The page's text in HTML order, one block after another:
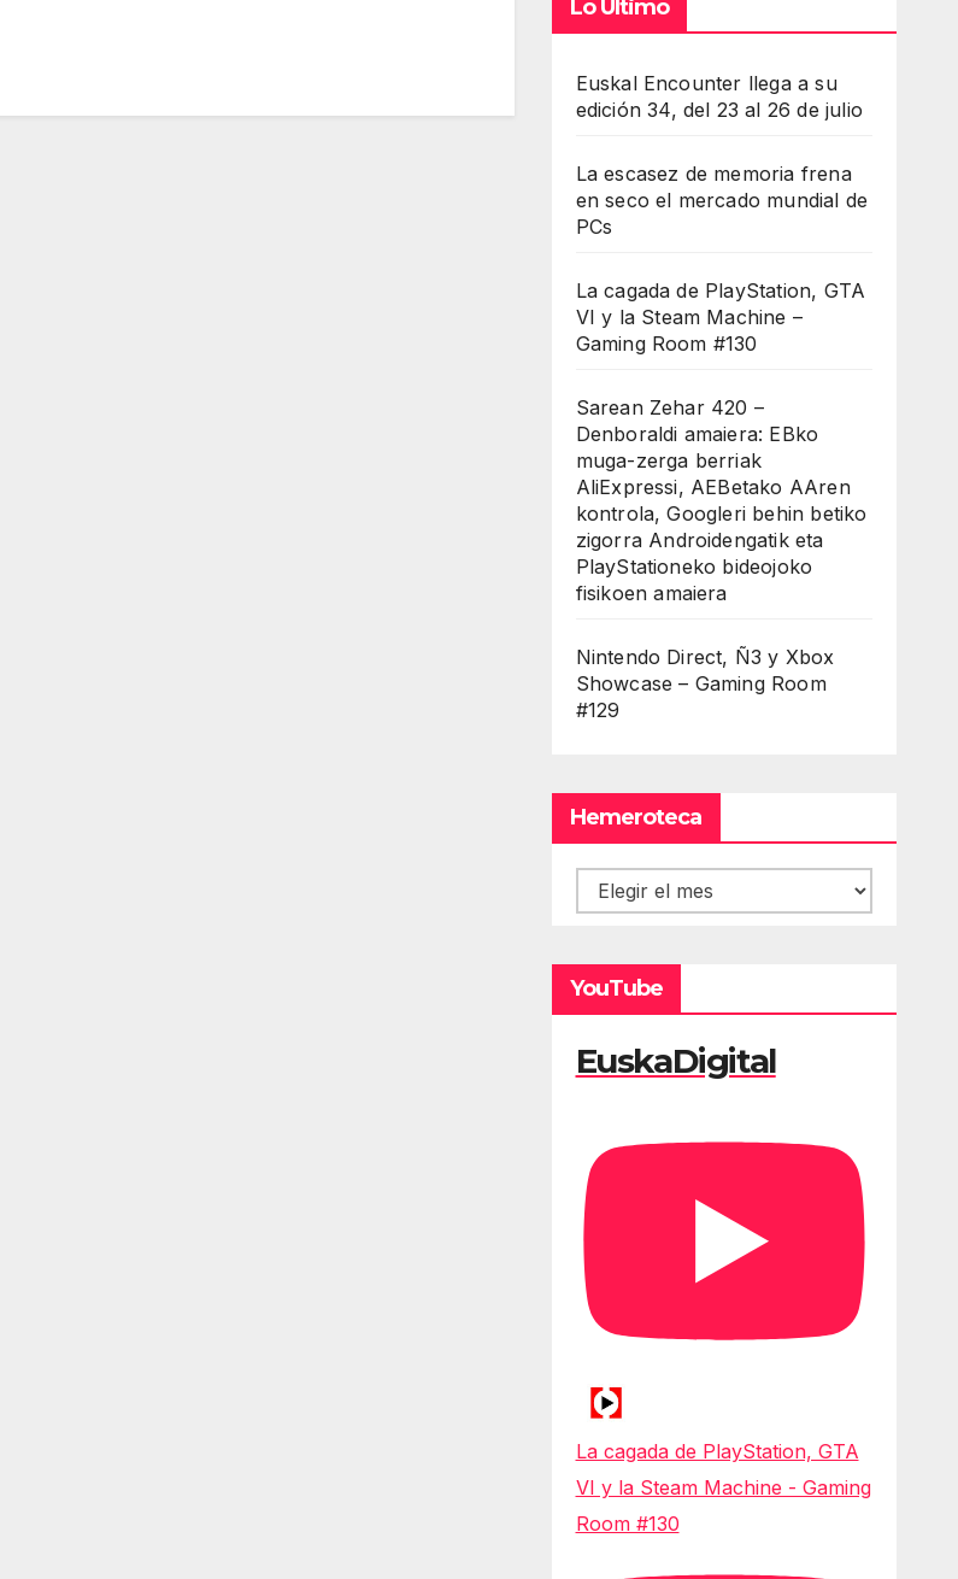
Lo Último
Euskal Encounter llega a su
edición 34, del 23 al 26 de julio
La escasez de memoria frena
en seco el mercado mundial de
PCs
La cagada de PlayStation, GTA
VI y la Steam Machine –
Gaming Room #130
Sarean Zehar 420 –
Denboraldi amaiera: EBko
muga-zerga berriak
AliExpressi, AEBetako AAren
kontrola, Googleri behin betiko
zigorra Androidengatik eta
PlayStationeko bideojoko
fisikoen amaiera
Nintendo Direct, Ñ3 y Xbox
Showcase – Gaming Room
#129
Hemeroteca
Hemeroteca
YouTube
EuskaDigital
La cagada de PlayStation, GTA
VI y la Steam Machine - Gaming
Room #130